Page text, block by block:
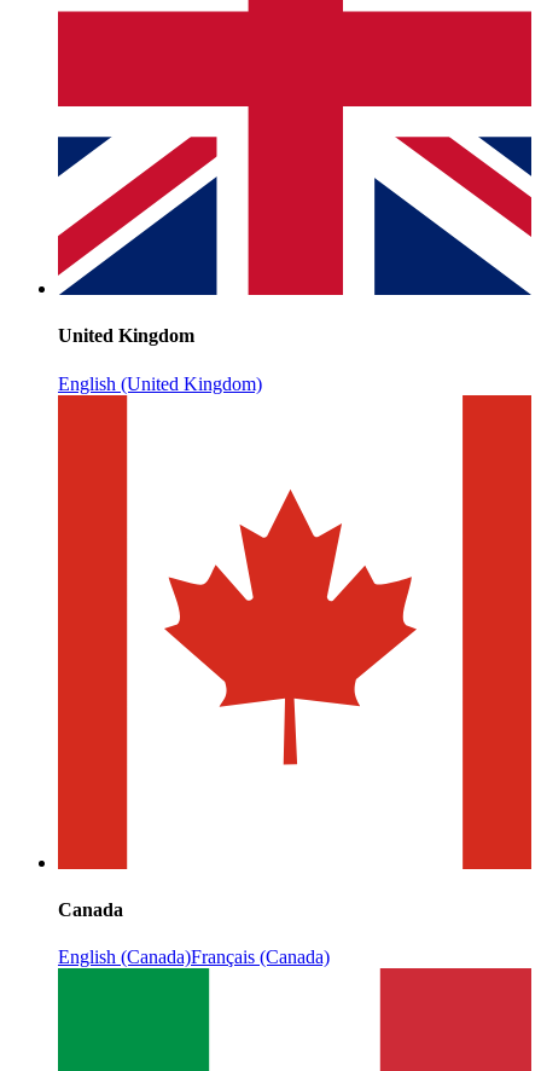
United Kingdom
English (United Kingdom)
Canada
English (Canada)Français (Canada)